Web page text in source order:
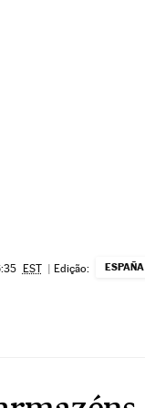
EST | Edição: ESPAÑA